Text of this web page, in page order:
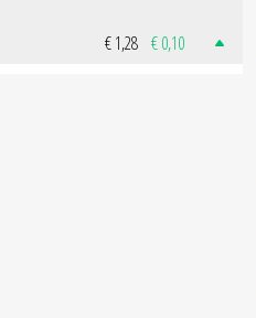
€ 1,28 € 0,10